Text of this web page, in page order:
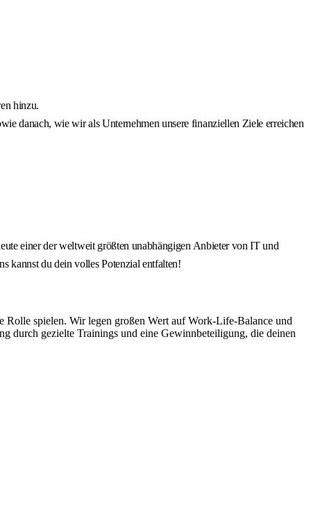
hinzu.
danach, wie wir als Unternehmen unsere finanziellen Ziele erreichen
einer der weltweit größten unabhängigen Anbieter von IT und
kannst du dein volles Potenzial entfalten!
Rolle spielen. Wir legen großen Wert auf Work-Life-Balance und
durch gezielte Trainings und eine Gewinnbeteiligung, die deinen